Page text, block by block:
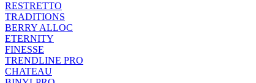
RESTRETTO
TRADITIONS
BERRY ALLOC
ETERNITY
FINESSE
TRENDLINE PRO
CHATEAU